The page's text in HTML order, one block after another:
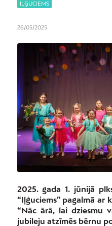
IĻĢUCIEMS
26/05/2025
2025. gada 1. jūnijā
“Iļģuciems” pagalmā ar
“Nāc ārā, lai dziesmu
jubileju atzīmēs bērnu